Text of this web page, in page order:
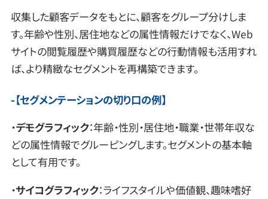
収集した顧客データをもとに、顧客をグループ分けしま
す。年齢や性別、居住地などの属性情報だけでなく、Web
サイトの閲覧履歴や購買履歴などの行動情報も活用すれ
ば、より精緻なセグメントを再構築できます。
【セグメンテーションの切り口の例】
・デモグラフィック：年齢・性別・居住地・職業・世帯年収な
どの属性情報でグルーピングします。セグメントの基本軸
として有用です。
・サイコグラフィック：ライフスタイルや価値観、趣味嗜好